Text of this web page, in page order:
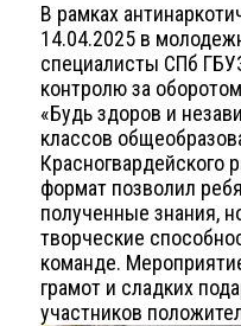
В рамках
14.04.2025 в
специалисты СПб
контролю за
«Будь здоров и
классов
Красногвардейского
формат позволил
полученные знания,
творческие
команде.
грамот и сладких
участников